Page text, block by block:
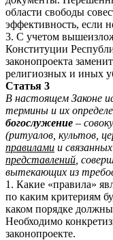
области свободы
эффективность, если
3. С учетом
Конституции
законопроекта
религиозных и иных
Статья 3
В настоящем Законе
термины и их
богослужение –
(ритуалов, культов,
правилами и
представлений ,
вытекающих из
1. Какие «правила»
по каким критериям
каком порядке
Необходимо
законопроекте.